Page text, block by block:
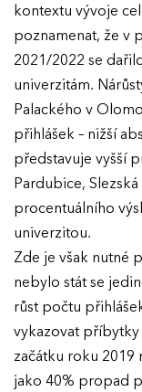
kontextu vývoje
poznamenat, že v
2021/2022 se
univerzitám.
Palackého v
přihlášek – nižší
představuje vyšší
Pardubice,
procentuálního
univerzitou.
Zde je však nutné
nebylo stát se
růst počtu
vykazovat příbytky
začátku roku 2019
jako 40% propad